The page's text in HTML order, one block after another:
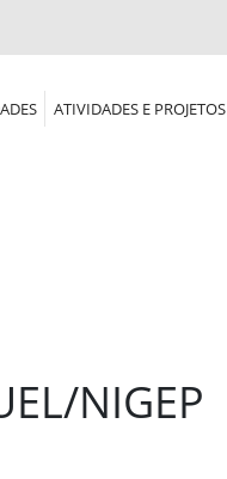
ATIVIDADES E PROJETOS
NIGEP